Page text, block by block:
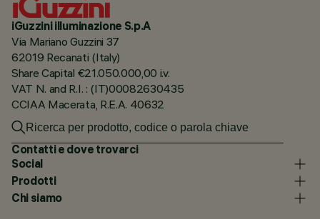
iGuzzini illuminazione S.p.A
Via Mariano Guzzini 37
62019 Recanati (Italy)
Share Capital €21.050.000,00 i.v.
VAT N. and R.I. : (IT)00082630435
CCIAA Macerata, R.E.A. 40632
Contatti e dove trovarci
Social
Prodotti
Chi siamo